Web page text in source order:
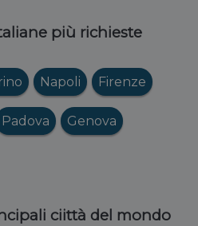
più richieste
Napoli Firenze
Padova Genova
ciittà del mondo